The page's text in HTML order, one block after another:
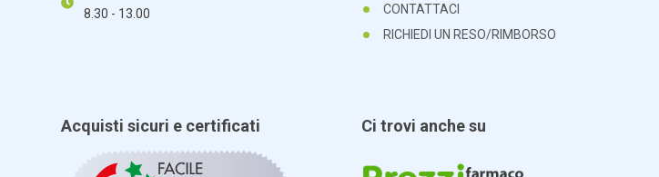
8.30 - 13.00
CONTATTACI
RICHIEDI UN RESO/RIMBORSO
Acquisti sicuri e certificati Ci trovi anche su